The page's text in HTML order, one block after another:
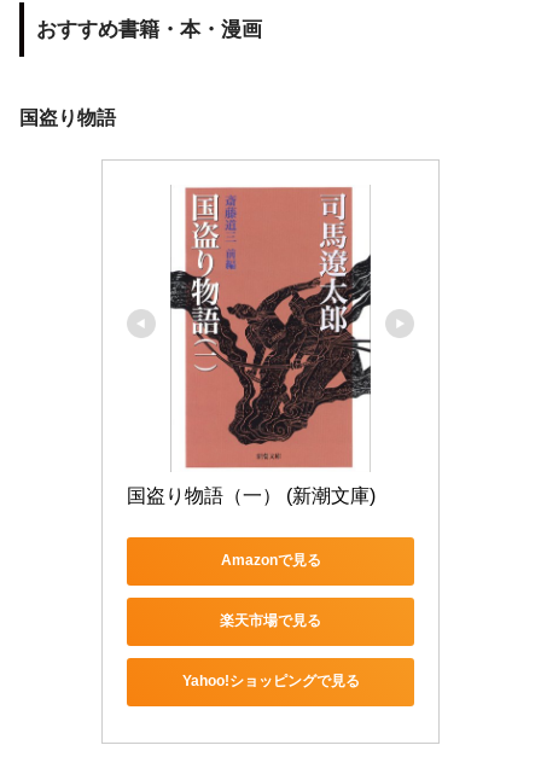
おすすめ書籍・本・漫画
国盗り物語
国盗り物語（一） (新潮文庫)
Amazonで見る
楽天市場で見る
Yahoo!ショッピングで見る